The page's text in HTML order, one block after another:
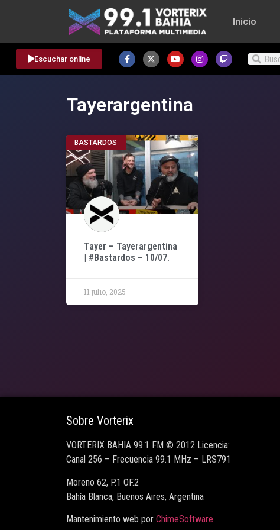
Inicio
Escuchar online
Tayerargentina
BASTARDOS
Tayer – Tayerargentina
| #Bastardos – 10/07.
11 julio, 2025
Sobre Vorterix
VORTERIX BAHIA 99.1 FM © 2012 Licencia:
Canal 256 – Frecuencia 99.1 MHz – LRS791
Moreno 62, P.1 OF.2
Bahía Blanca, Buenos Aires, Argentina
Mantenimiento web por ChimeSoftware